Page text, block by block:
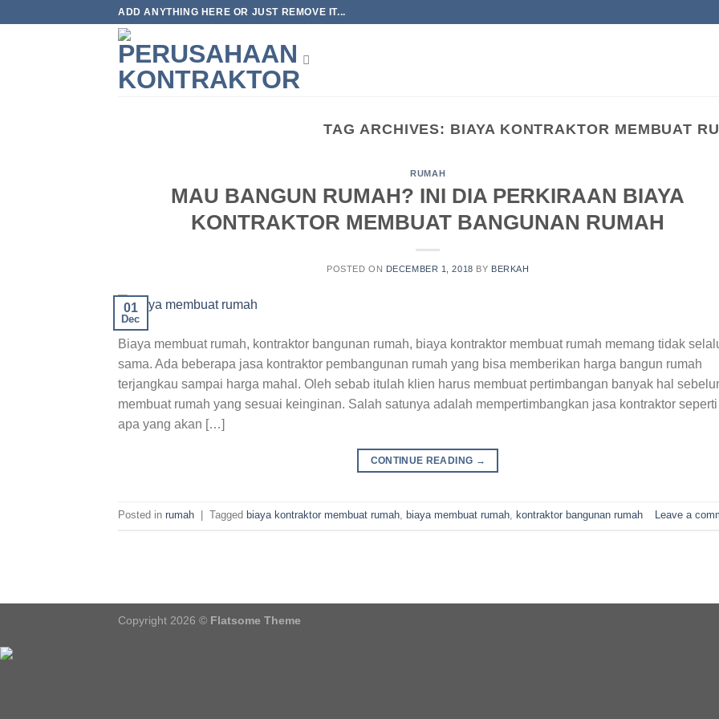
ADD ANYTHING HERE OR JUST REMOVE IT...
TAG ARCHIVES: BIAYA KONTRAKTOR MEMBUAT
RUMAH
MAU BANGUN RUMAH? INI DIA PERKIRAAN BIAYA
KONTRAKTOR MEMBUAT BANGUNAN RUMAH
POSTED ON DECEMBER 1, 2018 BY BERKAH
01
Dec
Biaya membuat rumah, kontraktor bangunan rumah, biaya kontraktor membuat rumah memang tidak
sama. Ada beberapa jasa kontraktor pembangunan rumah yang bisa memberikan harga bangun rumah
terjangkau sampai harga mahal. Oleh sebab itulah klien harus membuat pertimbangan banyak hal
membuat rumah yang sesuai keinginan. Salah satunya adalah mempertimbangkan jasa kontraktor seperti
apa yang akan […]
CONTINUE READING →
Posted in rumah Tagged biaya kontraktor membuat rumah, biaya membuat rumah, kontraktor bangunan rumah Leave a
Copyright 2026 © Flatsome Theme